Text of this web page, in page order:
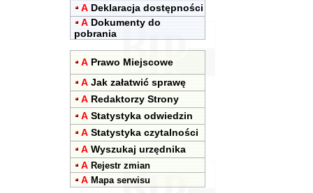
A Deklaracja dostępności
A Dokumenty do
pobrania
A Prawo Miejscowe
A Jak załatwić sprawę
A Redaktorzy Strony
A Statystyka odwiedzin
A Statystyka czytalności
A Wyszukaj urzędnika
A Rejestr zmian
A Mapa serwisu